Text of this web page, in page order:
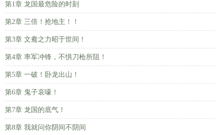
第1章 龙国最危险的时刻
第2章 三倍！抢地主！！
第3章 文鸯之力昭于世间！
第4章 率军冲锋，不惧刀枪所阻！
第5章 一破！卧龙出山！
第6章 鬼子哀嚎！
第7章 龙国的底气！
第8章 我就问你阴间不阴间